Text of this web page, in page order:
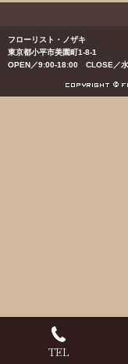
TEL
フローリスト・ノザキ
東京都小平市美園町1-8-1
OPEN／9:00-18:00 CLOSE／水